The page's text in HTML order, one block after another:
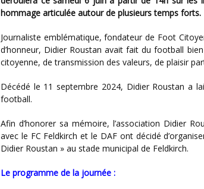
hommage articulée autour de plusieurs temps forts.
Journaliste emblématique, fondateur de Foot Citoyen, avec Arsène Wenger comme président
d’honneur, Didier Roustan avait fait du football
citoyenne, de transmission des valeurs, de plaisir
Décédé le 11 septembre 2024, Didier Roustan a laissé un vide immense dans le monde du
football.
Afin d’honorer sa mémoire, l’association Didier Roustan et Libero Éducation, en partenariat
avec le FC Feldkirch et le DAF ont décidé
Didier Roustan » au stade municipal de Feldkirch.
Le programme de la journée :